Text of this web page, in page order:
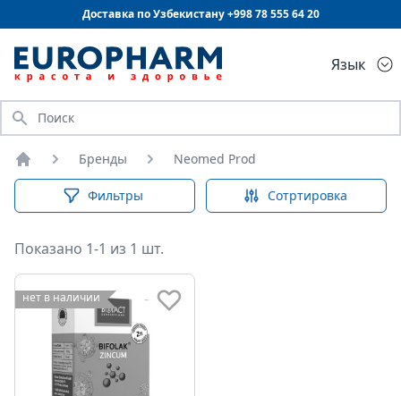
Доставка по Узбекистану +99878 555 64 20
Язык
Искать
Главная
Бренды Neomed Prod
Фильтры Сотртировка
Показано 1-1 из 1 шт.
нет в наличии